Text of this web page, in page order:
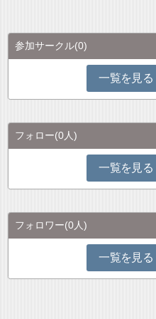
参加サークル(0)
一覧を見る
フォロー(0人)
一覧を見る
フォロワー(0人)
一覧を見る